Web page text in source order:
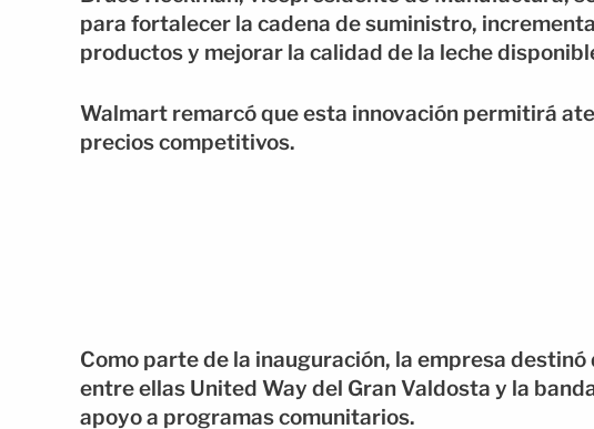
para fortalecer la cadena de suministro,
productos y mejorar la calidad de la leche
Walmart remarcó que esta innovación permitirá
precios competitivos.
Como parte de la inauguración, la empresa
entre ellas United Way del Gran Valdosta y la
apoyo a programas comunitarios.